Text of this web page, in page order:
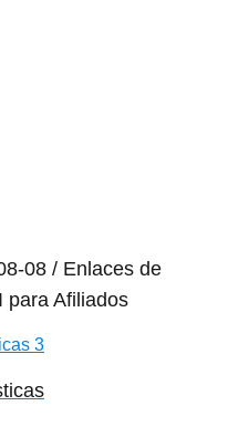
08 / Enlaces de
para Afiliados